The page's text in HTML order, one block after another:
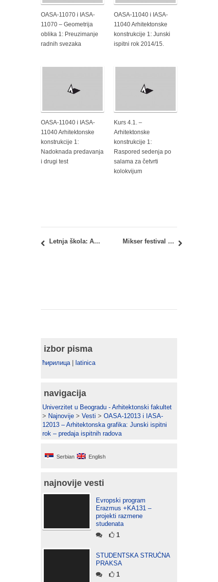
OASA-11070 i IASA-
11070 – Geometrija
oblika 1: Preuzimanje
radnih svezaka
OASA-11040 i IASA-
11040 Arhitektonske
konstrukcije 1: Junski
ispitni rok 2014/15.
OASA-11040 i IASA-
11040 Arhitektonske
konstrukcije 1:
Nadoknada predavanja
i drugi test
Kurs 4.1. –
Arhitektonske
konstrukcije 1:
Raspored sedenja po
salama za četvrti
kolokvijum
Letnja škola: Arhitektura nekretnina – Lijež, Belgija Mikser festival 2016: Osetljivo društvo
izbor pisma
ћирилица| latinica
navigacija
Univerzitet u Beogradu - Arhitektonski fakultet
> Najnovije > Vesti > OASA-12013 i IASA-
12013 – Arhitektonska grafika: Junski ispitni
rok – predaja ispitnih radova
Serbian English
najnovije vesti
Evropski program
Erazmus +KA131 –
projekti razmene
studenata
1
STUDENTSKA STRUČNA
PRAKSA
1